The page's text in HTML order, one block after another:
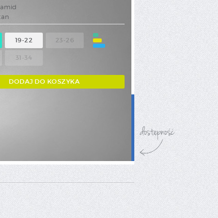
19-22 23-26
31-34